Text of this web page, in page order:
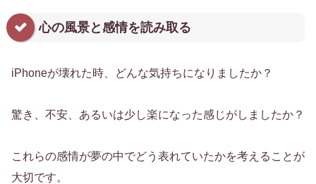
心の風景と感情を読み取る
iPhoneが壊れた時、どんな気持ちになりましたか？
驚き、不安、あるいは少し楽になった感じがしましたか？
これらの感情が夢の中でどう表れていたかを考えることが
大切です。